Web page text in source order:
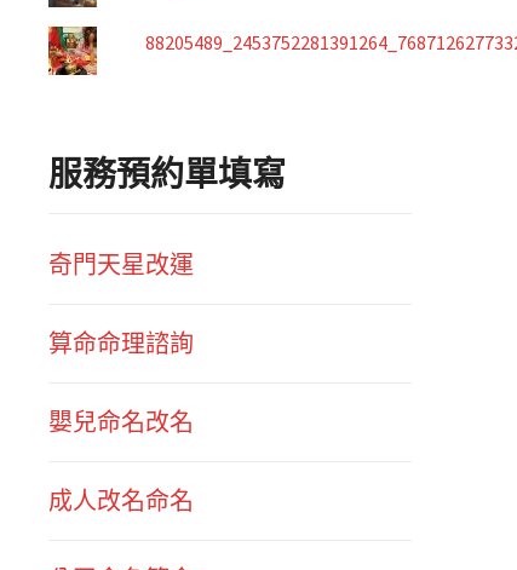
服務預約單填寫
奇門天星改運
算命命理諮詢
嬰兒命名改名
成人改名命名